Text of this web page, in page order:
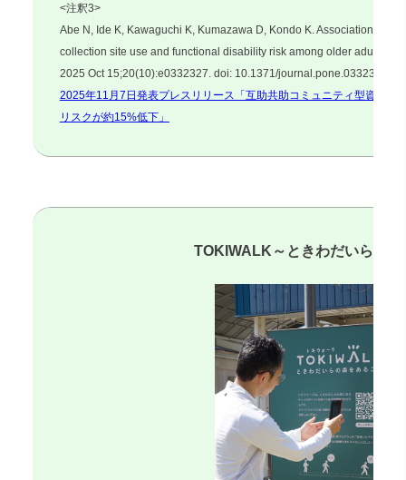
<注釈3>
Abe N, Ide K, Kawaguchi K, Kumazawa D, Kondo K. Association
collection site use and functional disability risk among older adults: A
2025 Oct 15;20(10):e0332327. doi: 10.1371/journal.pone.0332327.
2025年11月7日発表プレスリリース「互助共助コミュニティ型資源回
リスクが約15%低下」
TOKIWALK～ときわだいらの森